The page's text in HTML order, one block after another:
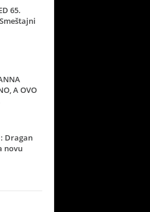
65.
A OVO
Dragan
novu